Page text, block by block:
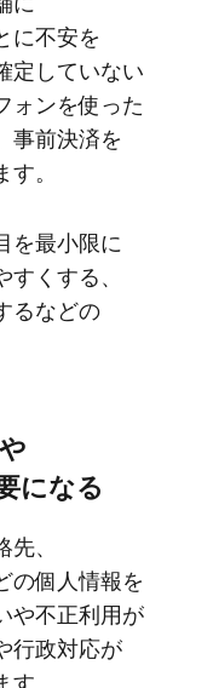
に​不安を​
定していない​
ォンを​使った​
事前決済を​
。
を​最小限に​
く​する、​
るなどの​
に​なる
、​
の​個人情報を​
や​不正利用が​
行政対応が​
。